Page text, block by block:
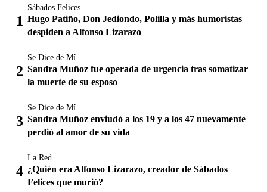
Sábados Felices
Hugo Patiño, Don Jediondo, Polilla y más humoristas
despiden a Alfonso Lizarazo
Se Dice de Mí
Sandra Muñoz fue operada de urgencia tras somatizar
la muerte de su esposo
Se Dice de Mí
Sandra Muñoz enviudó a los 19 y a los 47 nuevamente
perdió al amor de su vida
La Red
¿Quién era Alfonso Lizarazo, creador de Sábados
Felices que murió?